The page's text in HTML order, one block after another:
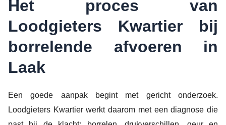
Het proces van
Loodgieters Kwartier bij
borrelende afvoeren in
Laak
Een goede aanpak begint met gericht onderzoek.
Loodgieters Kwartier werkt daarom met een diagnose die